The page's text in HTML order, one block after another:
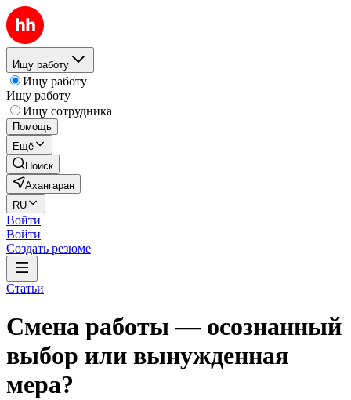
Ищу работу
Ищу работу
Ищу работу
Ищу сотрудника
Помощь
Ещё
Поиск
Ахангаран
RU
Войти
Войти
Создать резюме
Статьи
Смена работы — осознанный
выбор или вынужденная
мера?